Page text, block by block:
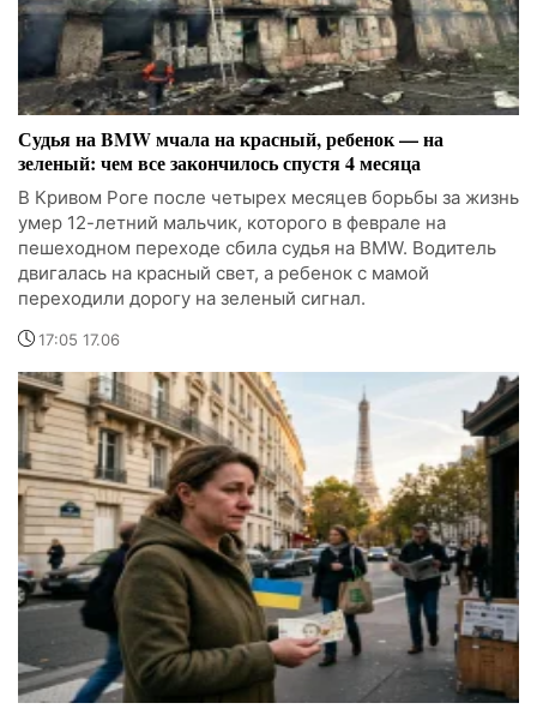
Судья на BMW мчала на красный, ребенок — на
зеленый: чем все закончилось спустя 4 месяца
В Кривом Роге после четырех месяцев борьбы за жизнь
умер 12-летний мальчик, которого в феврале на
пешеходном переходе сбила судья на BMW. Водитель
двигалась на красный свет, а ребенок с мамой
переходили дорогу на зеленый сигнал.
17:05 17.06